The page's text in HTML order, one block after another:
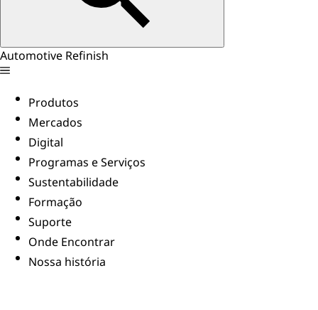
Automotive Refinish
Produtos
Mercados
Digital
Programas e Serviços
Sustentabilidade
Formação
Suporte
Onde Encontrar
Nossa história